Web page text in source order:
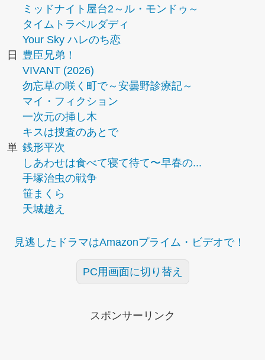
ミッドナイト屋台2～ル・モンドゥ～
タイムトラベルダディ
Your Sky ハレのち恋
日
豊臣兄弟！
VIVANT (2026)
勿忘草の咲く町で～安曇野診療記～
マイ・フィクション
一次元の挿し木
キスは捜査のあとで
単 銭形平次
しあわせは食べて寝て待て〜早春の...
手塚治虫の戦争
笹まくら
天城越え
見逃したドラマはAmazonプライム・ビデオで！
PC用画面に切り替え
スポンサーリンク